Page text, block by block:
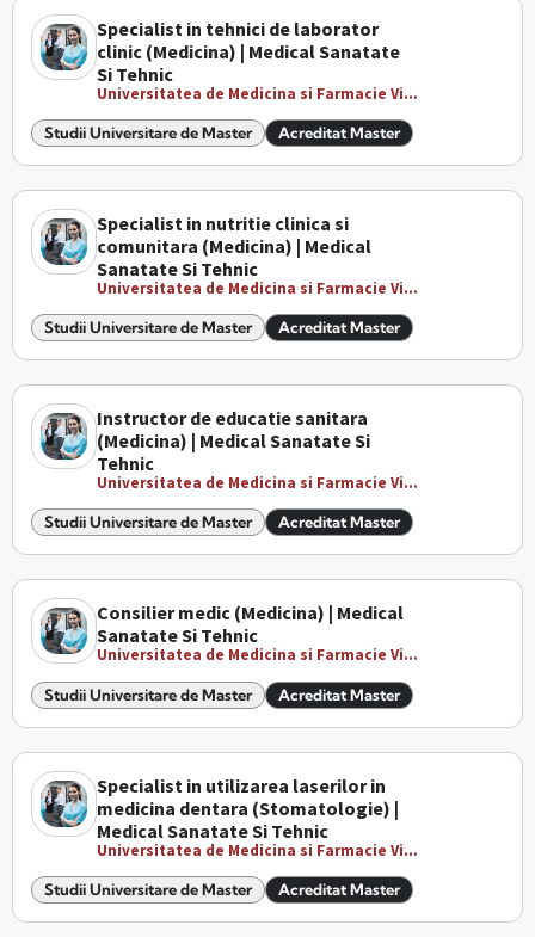
Specialist in tehnici de laborator
clinic (Medicina) | Medical Sanatate
Si Tehnic
Universitatea de Medicina si Farmacie Vi...
Studii Universitare de Master Acreditat Master
Specialist in nutritie clinica si
comunitara (Medicina) | Medical
Sanatate Si Tehnic
Universitatea de Medicina si Farmacie Vi...
Studii Universitare de Master Acreditat Master
Instructor de educatie sanitara
(Medicina) | Medical Sanatate Si
Tehnic
Universitatea de Medicina si Farmacie Vi...
Studii Universitare de Master Acreditat Master
Consilier medic (Medicina) | Medical
Sanatate Si Tehnic
Universitatea de Medicina si Farmacie Vi...
Studii Universitare de Master Acreditat Master
Specialist in utilizarea laserilor in
medicina dentara (Stomatologie) |
Medical Sanatate Si Tehnic
Universitatea de Medicina si Farmacie Vi...
Studii Universitare de Master Acreditat Master